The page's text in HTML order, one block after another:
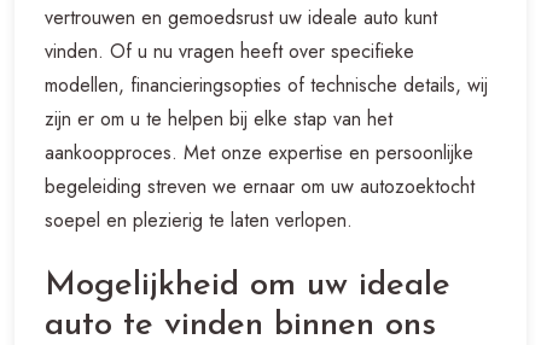
vertrouwen en gemoedsrust uw ideale auto kunt
vinden. Of u nu vragen heeft over specifieke
modellen, financieringsopties of technische details, wij
zijn er om u te helpen bij elke stap van het
aankoopproces. Met onze expertise en persoonlijke
begeleiding streven we ernaar om uw autozoektocht
soepel en plezierig te laten verlopen.
Mogelijkheid om uw ideale
auto te vinden binnen ons